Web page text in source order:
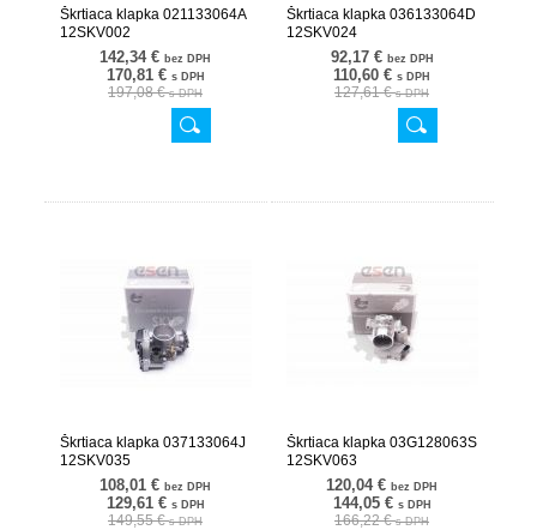
Škrtiaca klapka 021133064A
12SKV002
142,34 € bez DPH
170,81 € s DPH
197,08 €s DPH
Škrtiaca klapka 036133064D
12SKV024
92,17 € bez DPH
110,60 € s DPH
127,61 €s DPH
Škrtiaca klapka 037133064J
12SKV035
108,01 € bez DPH
129,61 € s DPH
149,55 €s DPH
Škrtiaca klapka 03G128063S
12SKV063
120,04 € bez DPH
144,05 € s DPH
166,22 €s DPH